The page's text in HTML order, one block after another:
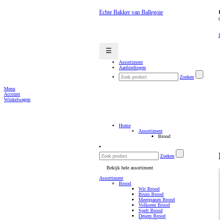
Echte Bakker van Ballegoie
☰
Assortiment
Aanbiedingen
Zoeken
Menu
Account
Winkelwagen
Home
Assortiment
Brood
Zoeken
Bekijk hele assortiment
Assortiment
Brood
Wit Brood
Bruin Brood
Meergranen Brood
Volkoren Brood
Spelt Brood
Desem Brood